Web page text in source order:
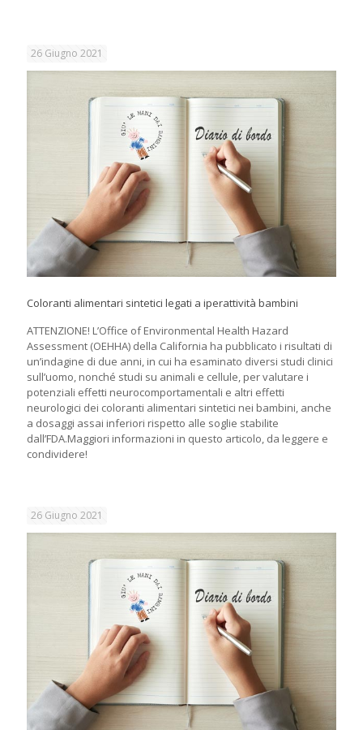
26 Giugno 2021
Coloranti alimentari sintetici legati a iperattività bambini
ATTENZIONE! L’Office of Environmental Health Hazard
Assessment (OEHHA) della California ha pubblicato i risultati di
un’indagine di due anni, in cui ha esaminato diversi studi clinici
sull’uomo, nonché studi su animali e cellule, per valutare i
potenziali effetti neurocomportamentali e altri effetti
neurologici dei coloranti alimentari sintetici nei bambini, anche
a dosaggi assai inferiori rispetto alle soglie stabilite
dall’FDA.Maggiori informazioni in questo articolo, da leggere e
condividere!
26 Giugno 2021